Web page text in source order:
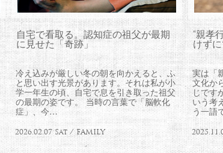
自宅で看取る。認知症の祖父が最期
に見せた「奇跡」
冷え込みが厳しい冬の朝を向かえると、ふ
と思い出す光景があります。それは私が小
学一年生の頃、自宅で息を引き取った祖父
の最期の姿です。 当時の言葉で「脳軟化
症」、今…
2026.02.07 Sat / FAMILY
“親孝
けず
実は「
文化か
じです
いう考
う一語